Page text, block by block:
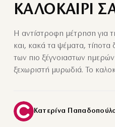
ΚΑΛΟΚΑΙΡΙ
Η αντίστροφη μέτρηση για
και, κακά τα ψέματα, τίποτα
των πιο ξέγνοιαστων
ξεχωριστή μυρωδιά. Το
Κατερίνα